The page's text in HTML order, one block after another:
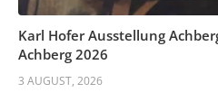
Karl Hofer Ausstellung
Achberg 2026
3 AUGUST, 2026